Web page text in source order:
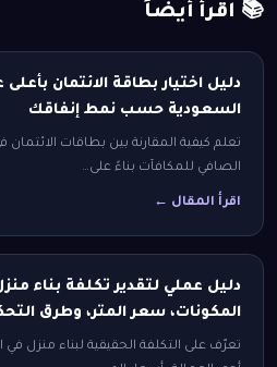
📚 اقرأ أيضاً
دليل اختيار بطاقة الائتمان
السعودية حسب نمط إنفاقك
تعلم كيفية المقارنة بين بطاقات
الصافي للمكافآت بناءً على…
اقرأ المقال ←
المكونات، سعر المتر، وطرق